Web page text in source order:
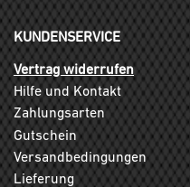
KUNDENSERVICE
Vertrag widerrufen
Hilfe und Kontakt
Zahlungsarten
Gutschein
Versandbedingungen
Lieferung